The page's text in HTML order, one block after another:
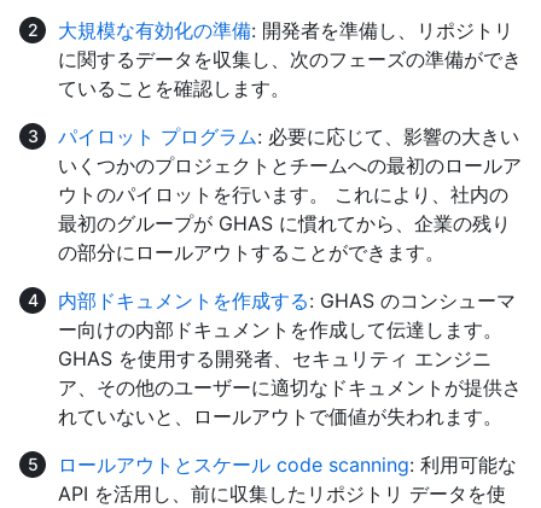
大規模な有効化の準備: 開発者を準備し、リポジトリ
に関するデータを収集し、次のフェーズの準備ができ
ていることを確認します。
パイロット プログラム: 必要に応じて、影響の大きい
いくつかのプロジェクトとチームへの最初のロールア
ウトのパイロットを行います。 これにより、社内の
最初のグループが GHAS に慣れてから、企業の残り
の部分にロールアウトすることができます。
内部ドキュメントを作成する: GHAS のコンシューマ
ー向けの内部ドキュメントを作成して伝達します。
GHAS を使用する開発者、セキュリティ エンジニ
ア、その他のユーザーに適切なドキュメントが提供さ
れていないと、ロールアウトで価値が失われます。
ロールアウトとスケール code scanning: 利用可能な
API を活用し、前に収集したリポジトリ データを使